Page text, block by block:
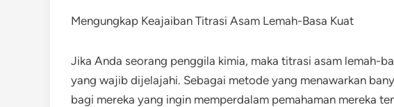
Mengungkap Keajaiban Titrasi Asam Lemah-Basa Kuat
Jika Anda seorang penggila kimia, maka titrasi asam lemah-
yang wajib dijelajahi. Sebagai metode yang menawarkan
bagi mereka yang ingin memperdalam pemahaman mereka